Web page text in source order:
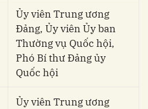
Ủy viên Trung ương
Đảng, Ủy viên Ủy ban
Thường vụ Quốc hội,
Phó Bí thư Đảng ủy
Quốc hội
Ủy viên Trung ương